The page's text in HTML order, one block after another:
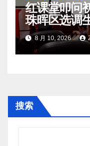
红课堂叩问
珠晖区选调
期托管班
8 月 10, 2026
搜索